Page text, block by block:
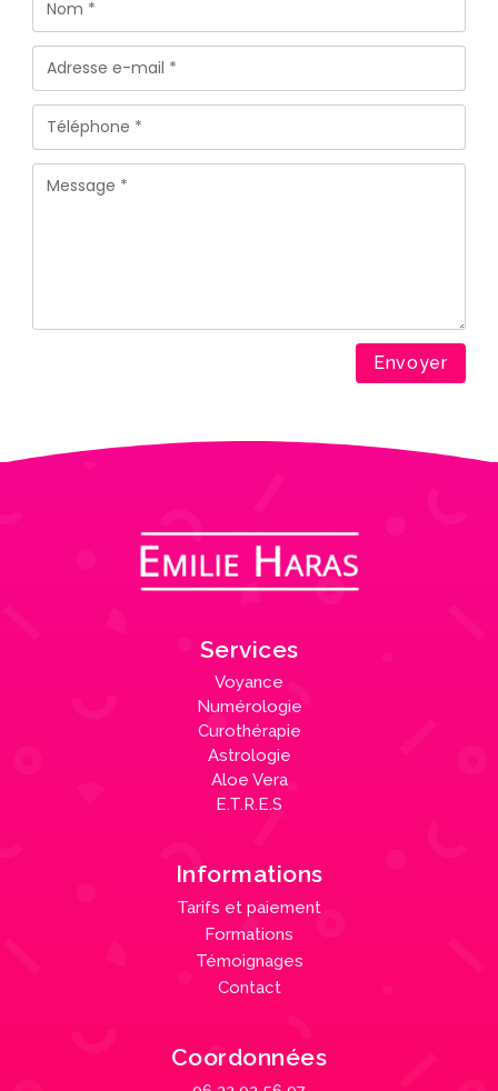
Envoyer
Services
Voyance
Numérologie
Curothérapie
Astrologie
Aloe Vera
E.T.R.E.S
Informations
Tarifs et paiement
Formations
Témoignages
Contact
Coordonnées